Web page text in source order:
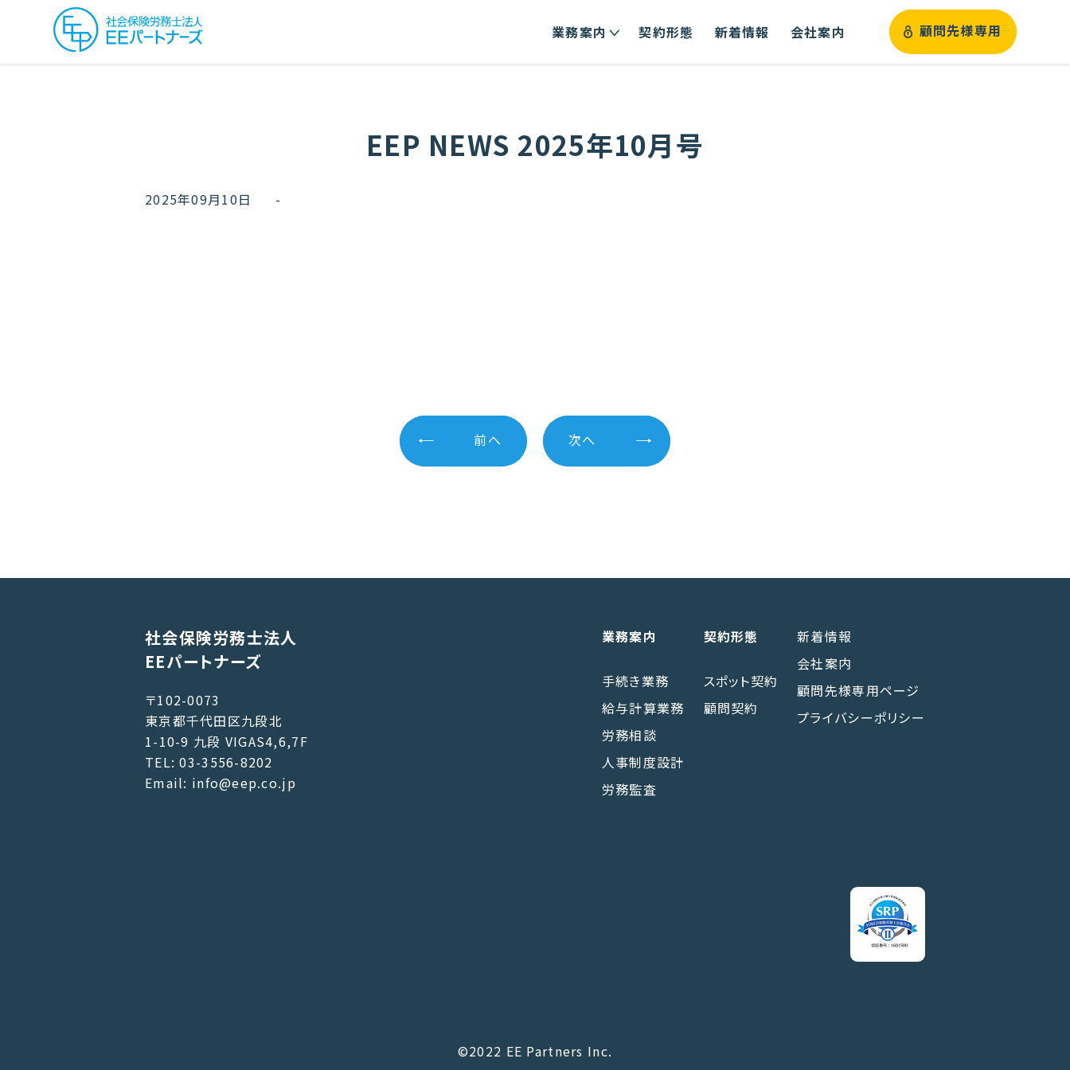
業務案内 契約形態 新着情報 会社案内 顧問先様専用
EEP NEWS 2025年10月号
2025年09月10日 -
前へ 次へ
社会保険労務士法人
EEパートナーズ
〒102-0073
東京都千代田区九段北
1-10-9 九段 VIGAS4,6,7F
TEL: 03-3556-8202
Email: info@eep.co.jp
業務案内
手続き業務
給与計算業務
労務相談
人事制度設計
労務監査
契約形態
スポット契約
顧問契約
新着情報
会社案内
顧問先様専用ページ
プライバシーポリシー
©2022 EE Partners Inc.